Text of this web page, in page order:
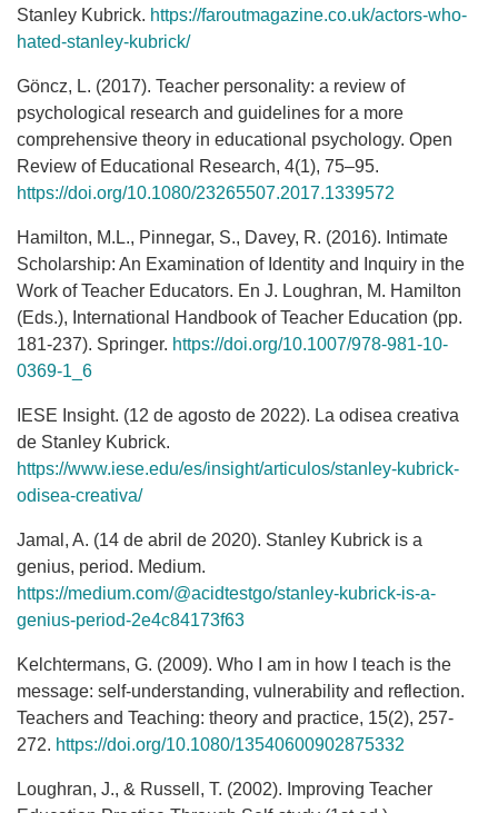
Stanley Kubrick. https://faroutmagazine.co.uk/actors-who-
hated-stanley-kubrick/
Göncz, L. (2017). Teacher personality: a review of
psychological research and guidelines for a more
comprehensive theory in educational psychology. Open
Review of Educational Research, 4(1), 75–95.
https://doi.org/10.1080/23265507.2017.1339572
Hamilton, M.L., Pinnegar, S., Davey, R. (2016). Intimate
Scholarship: An Examination of Identity and Inquiry in the
Work of Teacher Educators. En J. Loughran, M. Hamilton
(Eds.), International Handbook of Teacher Education (pp.
181-237). Springer. https://doi.org/10.1007/978-981-10-
0369-1_6
IESE Insight. (12 de agosto de 2022). La odisea creativa
de Stanley Kubrick.
https://www.iese.edu/es/insight/articulos/stanley-kubrick-
odisea-creativa/
Jamal, A. (14 de abril de 2020). Stanley Kubrick is a
genius, period. Medium.
https://medium.com/@acidtestgo/stanley-kubrick-is-a-
genius-period-2e4c84173f63
Kelchtermans, G. (2009). Who I am in how I teach is the
message: self-understanding, vulnerability and reflection.
Teachers and Teaching: theory and practice, 15(2), 257-
272. https://doi.org/10.1080/13540600902875332
Loughran, J., & Russell, T. (2002). Improving Teacher